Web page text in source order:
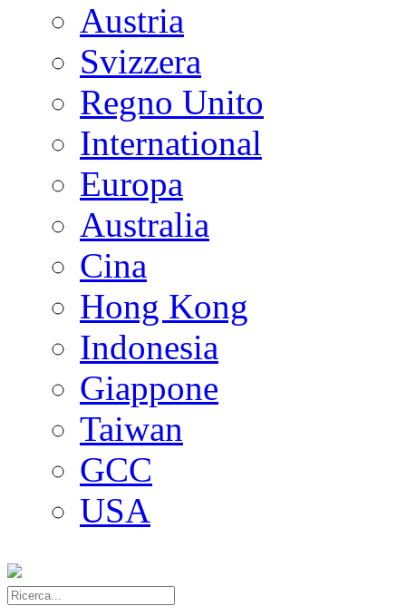
Austria
Svizzera
Regno Unito
International
Europa
Australia
Cina
Hong Kong
Indonesia
Giappone
Taiwan
GCC
USA